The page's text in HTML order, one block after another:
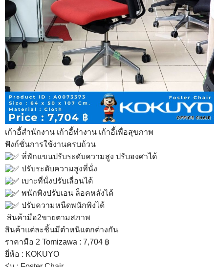
เก้าอี้สำนักงาน เก้าอี้ทำงาน เก้าอี้เพื่อสุขภาพ
ฟังก์ชั่นการใช้งานครบถ้วน
ที่พักแขนปรับระดับความสูง ปรับองศาได้
ปรับระดับความสูงที่นั่ง
เบาะที่นั่งปรับเลื่อนได้
พนักพิงปรับเอน ล็อคหลังได้
ปรับความหนืดพนักพิงได้
สินค้ามือ2ขายตามสภาพ
สินค้าแต่ละชิ้นมีตำหนิแตกต่างกัน
ราคามือ 2 Tomizawa : 7,704 ฿
ยี่ห้อ : KOKUYO